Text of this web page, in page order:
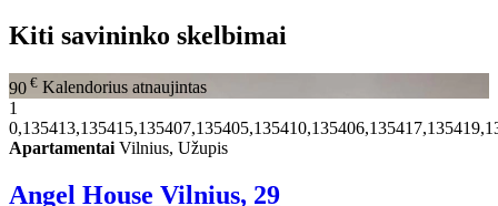
Kiti savininko skelbimai
90 € Kalendorius atnaujintas
1
Apartamentai Vilnius, Užupis
Angel House Vilnius, 29